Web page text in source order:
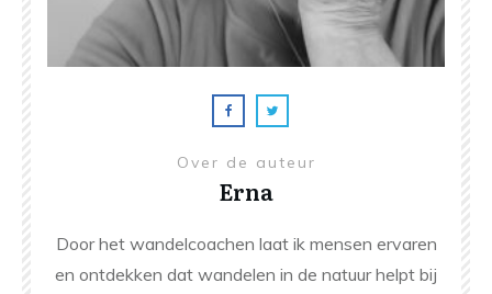
Over de auteur
Erna
Door het wandelcoachen laat ik mensen ervaren
en ontdekken dat wandelen in de natuur helpt bij